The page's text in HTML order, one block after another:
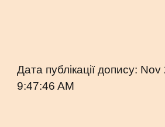
Дата публікації допису:
9:47:46 AM